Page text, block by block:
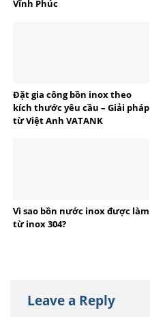
Vĩnh Phúc
Đặt gia công bồn inox theo
kích thước yêu cầu – Giải pháp
từ Việt Anh VATANK
Vì sao bồn nước inox được làm
từ inox 304?
Leave a Reply